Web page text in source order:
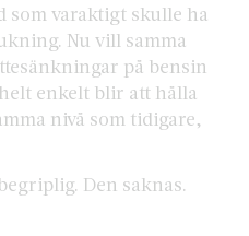
som varaktigt skulle ha
Nu vill samma
på bensin
enkelt blir att hålla
nivå som tidigare,
Den saknas.